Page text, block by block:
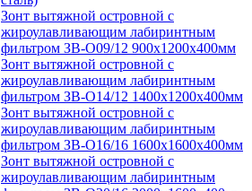
Зонт вытяжной островной с
жироулавливающим лабиринтным
фильтром ЗВ-О09/12 900х1200х400мм
Зонт вытяжной островной с
жироулавливающим лабиринтным
фильтром ЗВ-О14/12 1400х1200х400мм
Зонт вытяжной островной с
жироулавливающим лабиринтным
фильтром ЗВ-О16/16 1600х1600х400мм
Зонт вытяжной островной с
жироулавливающим лабиринтным